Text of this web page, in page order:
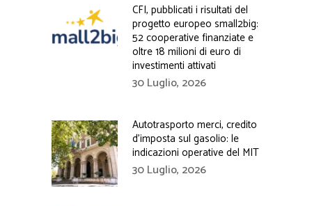
CFI, pubblicati i risultati del
progetto europeo small2big:
52 cooperative finanziate e
oltre 18 milioni di euro di
investimenti attivati
30 Luglio, 2026
Autotrasporto merci, credito
d’imposta sul gasolio: le
indicazioni operative del MIT
30 Luglio, 2026